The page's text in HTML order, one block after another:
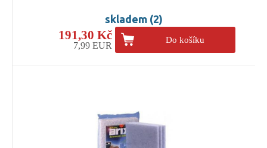
skladem (2)
191,30 Kč
7,99 EUR
Do košíku